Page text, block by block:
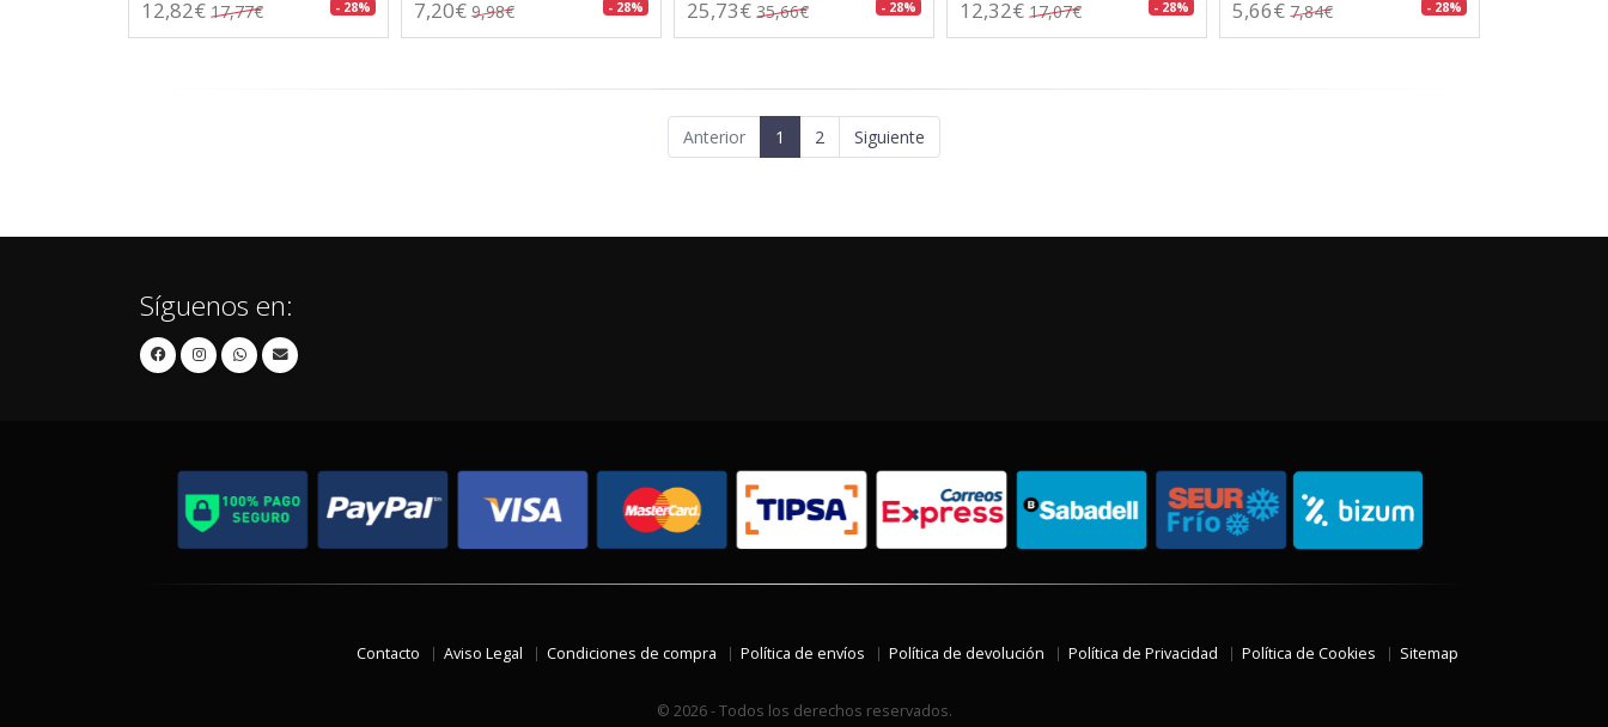
12,82€ 17,77€ - 28% 7,20€ 9,98€ - 28% 25,73€ 35,66€ - 28% 12,32€ 17,07€ - 28% 5,66€ 7,84€ - 28%
Anterior 1 2 Siguiente
Síguenos en:
Contacto Aviso Legal Condiciones de compra Política de envíos Política de devolución Política de Privacidad Política de Cookies Sitemap
© 2026 - Todos los derechos reservados.